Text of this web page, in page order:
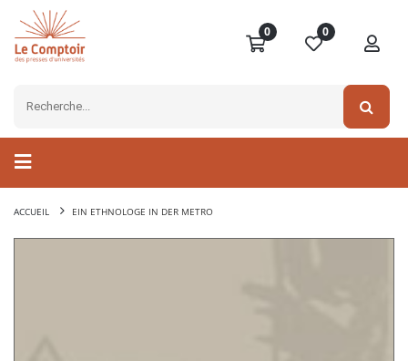
0 0
ACCUEIL EIN ETHNOLOGE IN DER METRO